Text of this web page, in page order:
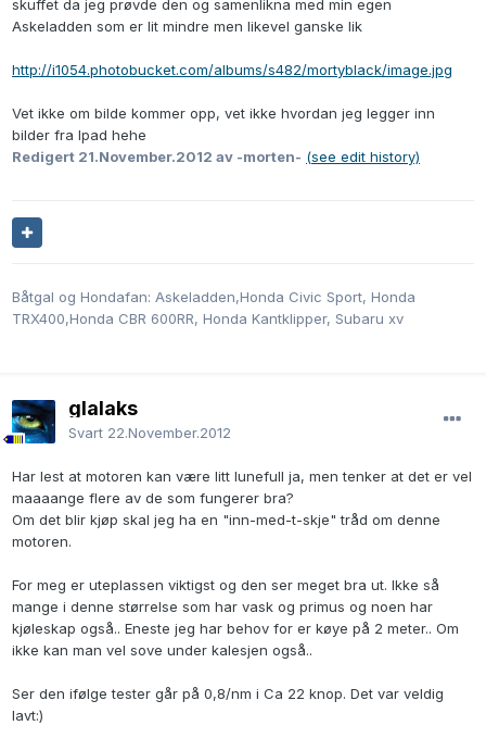
skuffet da jeg prøvde den og samenlikna med min egen
Askeladden som er lit mindre men likevel ganske lik
http://i1054.photobucket.com/albums/s482/mortyblack/image.jpg
Vet ikke om bilde kommer opp, vet ikke hvordan jeg legger inn
bilder fra Ipad hehe
Redigert 21.November.2012 av -morten- (see edit history)
Båtgal og Hondafan: Askeladden,Honda Civic Sport, Honda
TRX400,Honda CBR 600RR, Honda Kantklipper, Subaru xv
glalaks
Svart 22.November.2012
Har lest at motoren kan være litt lunefull ja, men tenker at det er vel
maaaange flere av de som fungerer bra?
Om det blir kjøp skal jeg ha en "inn-med-t-skje" tråd om denne
motoren.
For meg er uteplassen viktigst og den ser meget bra ut. Ikke så
mange i denne størrelse som har vask og primus og noen har
kjøleskap også.. Eneste jeg har behov for er køye på 2 meter.. Om
ikke kan man vel sove under kalesjen også..
Ser den ifølge tester går på 0,8/nm i Ca 22 knop. Det var veldig
lavt:)